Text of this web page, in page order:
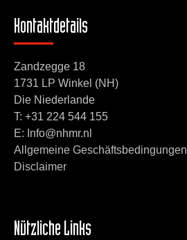
Kontaktdetails
Zandzegge 18
1731 LP Winkel (NH)
Die Niederlande
T: +31 224 544 155
E: Info@nhmr.nl
Allgemeine Geschäftsbedingungen
Disclaimer
Nützliche Links